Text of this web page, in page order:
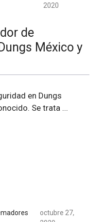
2020
de
México y
en Dungs
Se trata ...
octubre 27,